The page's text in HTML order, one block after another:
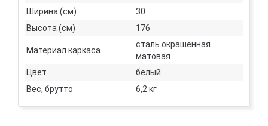
Ширина (см)
30
Высота (см)
176
Материал каркаса
сталь окрашенная
матовая
Цвет
белый
Вес, брутто
6,2 кг